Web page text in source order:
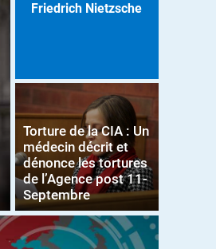
Friedrich Nietzsche
Torture de la CIA : Un
médecin décrit et
dénonce les tortures
de l’Agence post 11-
Septembre